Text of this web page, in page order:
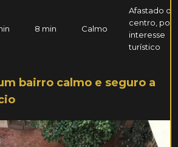
8 min Calmo
Afastado do
centro,
interesse
turístico
bairro calmo e seguro a